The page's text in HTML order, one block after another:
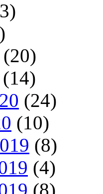
(20)
(14)
(24)
(10)
(8)
(4)
(8)